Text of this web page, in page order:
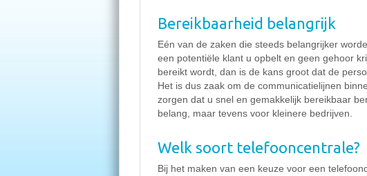
Bereikbaarheid belangrijk
Eén van de zaken die steeds belangrijker
een potentiële klant u opbelt en geen gehoor
bereikt wordt, dan is de kans groot dat de
Het is dus zaak om de communicatielijnen
zorgen dat u snel en gemakkelijk bereikbaar
belang, maar tevens voor kleinere bedrijven.
Welk soort telefooncentrale?
Bij het maken van een keuze voor een